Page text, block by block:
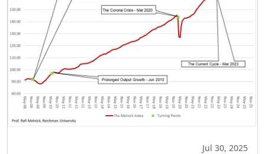
Jul 30, 2025